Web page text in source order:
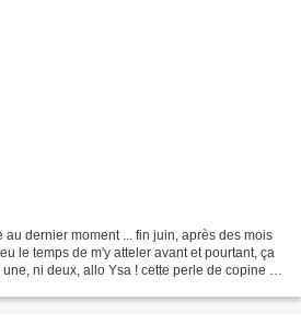
au dernier moment ... fin juin, après des mois
le temps de m'y atteler avant et pourtant, ça
ni deux, allo Ysa ! cette perle de copine a